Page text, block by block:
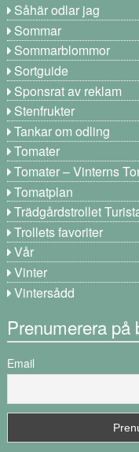
Såhär odlar jag
Sommar
Sommarblommor
Sortguide
Sponsrat av reklam
Stenfrukter
Tankar om odling
Tomater
Tomater – Vinterns
Tomatplan
Trädgårdstrollet
Trollets favoriter
Vår
Vinter
Vintersådd
Prenumerera på
Email